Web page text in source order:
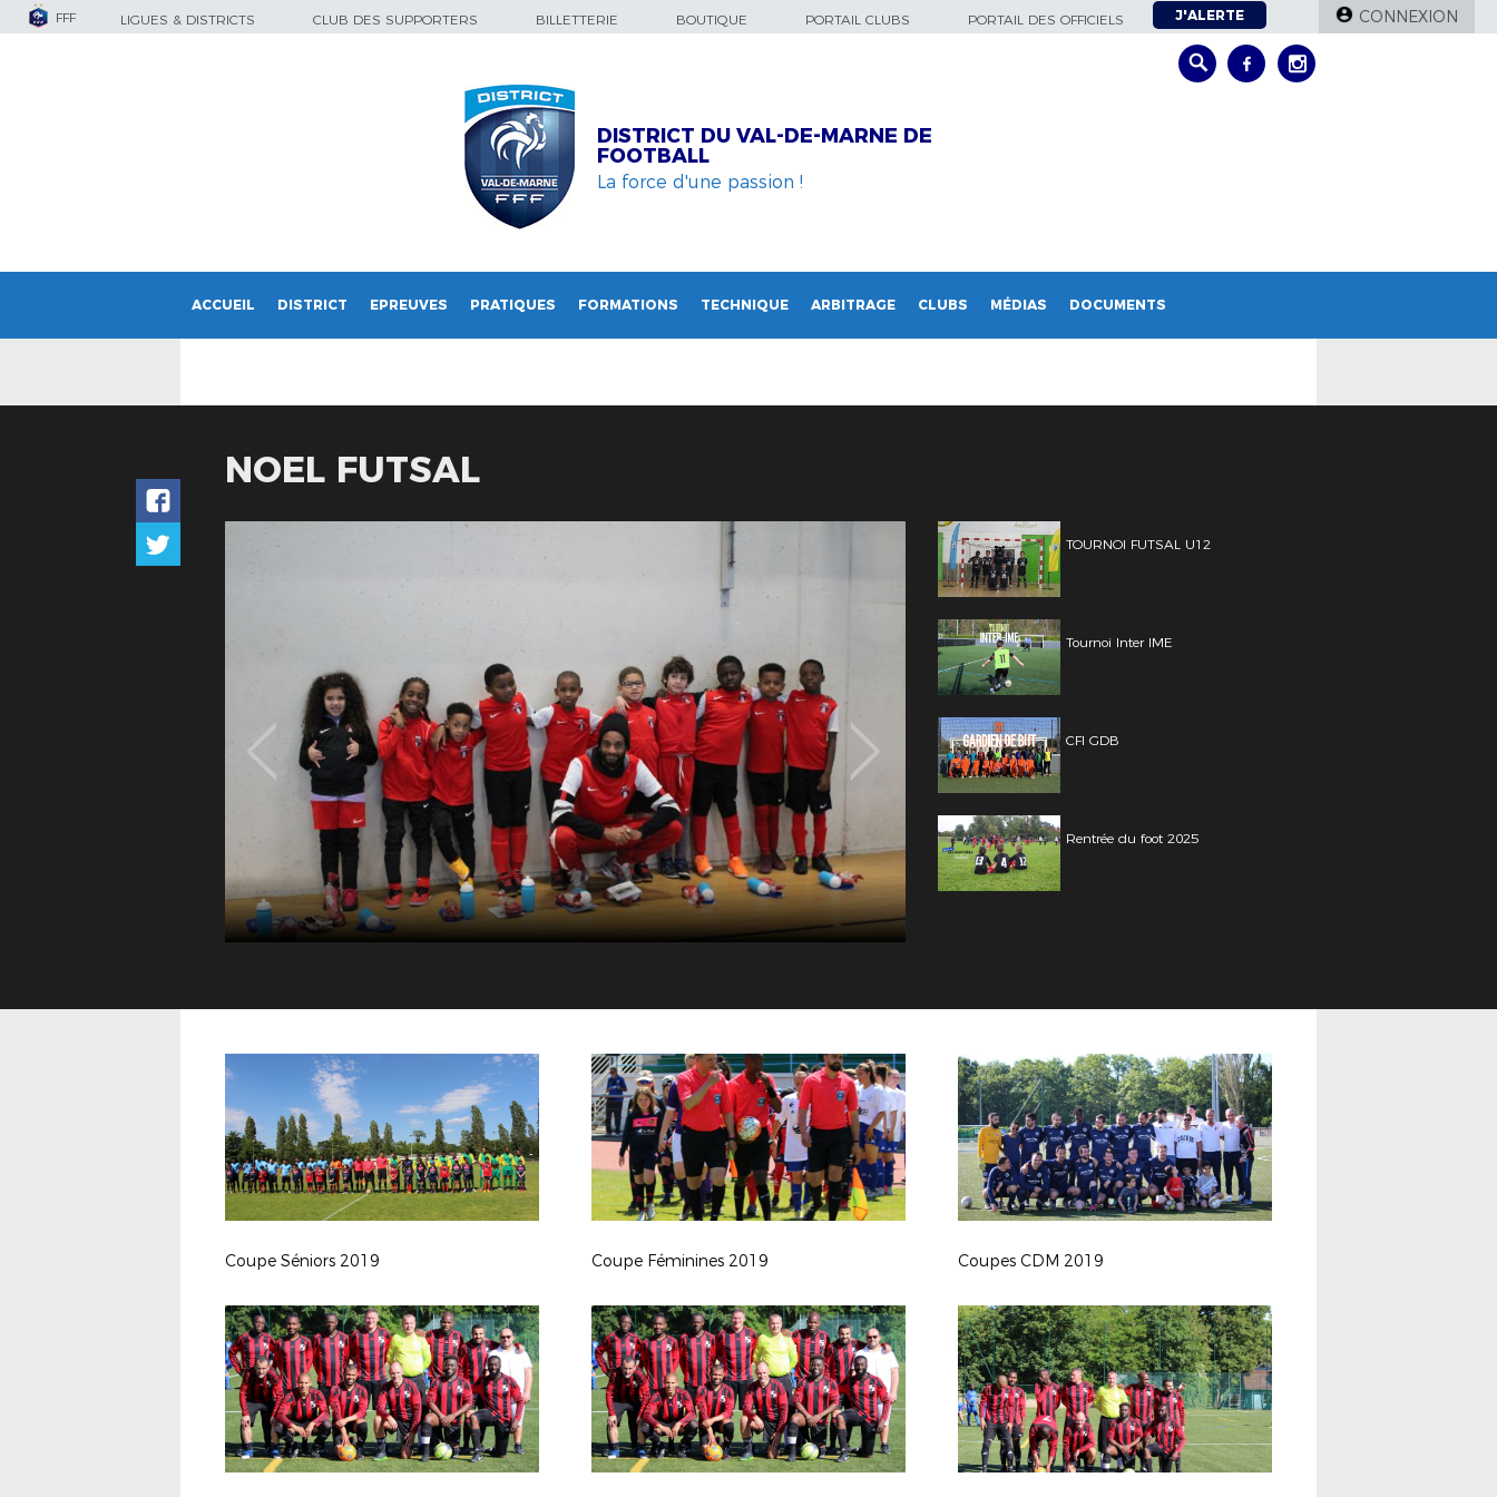
FFF LIGUES & DISTRICTS CLUB DES SUPPORTERS BILLETTERIE BOUTIQUE PORTAIL CLUBS PORTAIL DES OFFICIELS J'ALERTE CONNEXION
DISTRICT DU VAL-DE-MARNE DE
FOOTBALL
La force d'une passion !
ACCUEIL DISTRICT EPREUVES PRATIQUES FORMATIONS TECHNIQUE ARBITRAGE CLUBS MÉDIAS DOCUMENTS
NOEL FUTSAL
TOURNOI FUTSAL U12
Tournoi Inter IME
CFI GDB
Rentrée du foot 2025
Coupe Séniors 2019 Coupe Féminines 2019 Coupes CDM 2019